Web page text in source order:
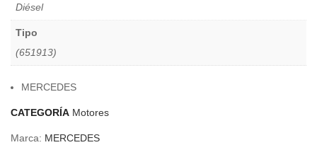
Diésel
Tipo
(651913)
MERCEDES
CATEGORÍA Motores
Marca: MERCEDES